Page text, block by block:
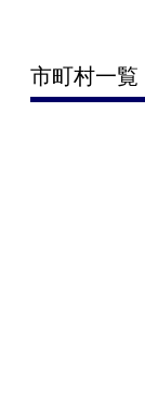
市町村一覧